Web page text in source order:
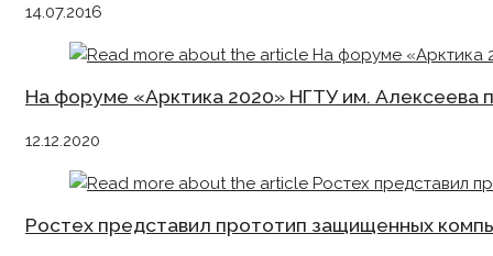
14.07.2016
На форуме «Арктика 2020» НГТУ им. Алексеева
12.12.2020
Ростех представил прототип защищенных